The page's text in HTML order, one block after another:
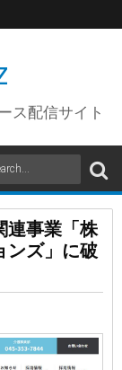
ス配信サイト
連事業「株
ンズ」に破